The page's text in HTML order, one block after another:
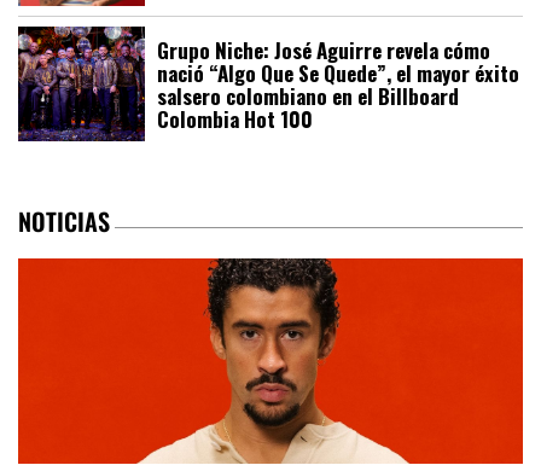
Grupo Niche: José Aguirre revela cómo
nació “Algo Que Se Quede”, el mayor éxito
salsero colombiano en el Billboard
Colombia Hot 100
NOTICIAS